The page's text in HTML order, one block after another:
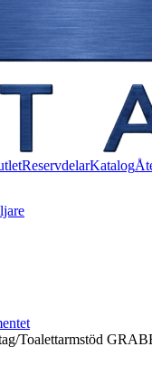
ReservdelarKatalog
/Toalettarmstöd